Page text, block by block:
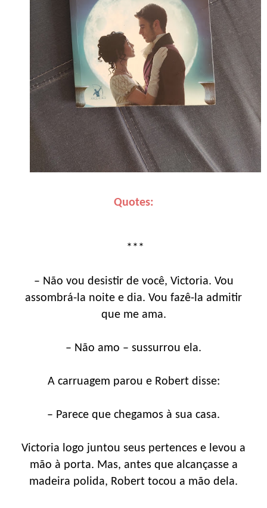
Quotes:
***
– Não vou desistir de você, Victoria. Vou
assombrá-la noite e dia. Vou fazê-la admitir
que me ama.
– Não amo – sussurrou ela.
A carruagem parou e Robert disse:
– Parece que chegamos à sua casa.
Victoria logo juntou seus pertences e levou a
mão à porta. Mas, antes que alcançasse a
madeira polida, Robert tocou a mão dela.